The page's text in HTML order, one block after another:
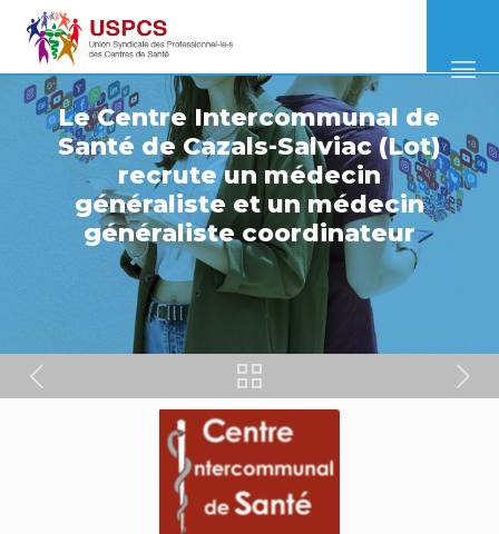
Le Centre Intercommunal de
Santé de Cazals-Salviac (Lot)
recrute un médecin
généraliste et un médecin
généraliste coordinateur